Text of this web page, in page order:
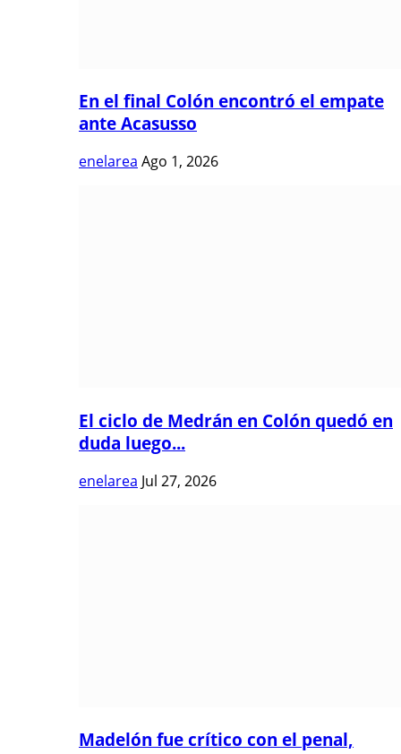
En el final Colón encontró el empate
ante Acasusso
enelarea Ago 1, 2026
El ciclo de Medrán en Colón quedó en
duda luego...
enelarea Jul 27, 2026
Madelón fue crítico con el penal,